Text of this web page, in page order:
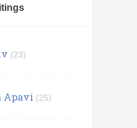
(23)
Apavi (25)